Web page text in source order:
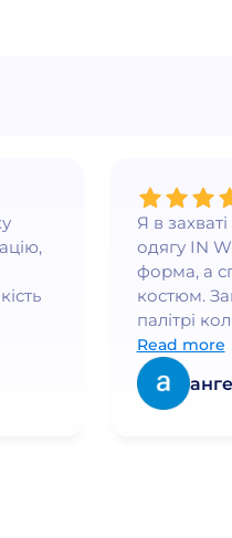
Я в
одягу IN
форма, а
костюм.
палітрі
почуваюся
Read more